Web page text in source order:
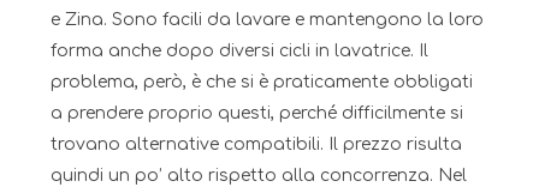
e Zina. Sono facili da lavare e mantengono la loro
forma anche dopo diversi cicli in lavatrice. Il
problema, però, è che si è praticamente obbligati
a prendere proprio questi, perché difficilmente si
trovano alternative compatibili. Il prezzo risulta
quindi un po’ alto rispetto alla concorrenza. Nel